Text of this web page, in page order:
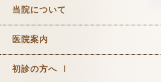
当院について
医院案内
初診の方へ Ⅰ